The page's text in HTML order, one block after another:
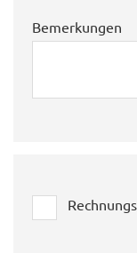
Bemerkungen